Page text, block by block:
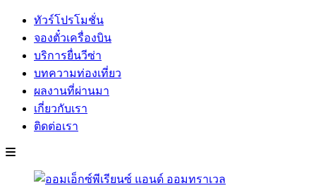
ทัวร์โปรโมชั่น
จองตั๋วเครื่องบิน
บริการยื่นวีซ่า
บทความท่องเที่ยว
ผลงานที่ผ่านมา
เกี่ยวกับเรา
ติดต่อเรา